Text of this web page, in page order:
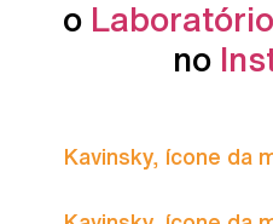
o
no
Kavinsky, ícone da